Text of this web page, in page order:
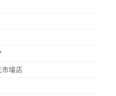
市場店